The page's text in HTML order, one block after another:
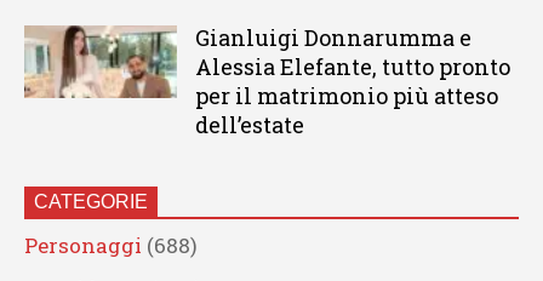
Gianluigi Donnarumma e
Alessia Elefante, tutto pronto
per il matrimonio più atteso
dell’estate
CATEGORIE
Personaggi (688)